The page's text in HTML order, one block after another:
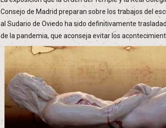
Consejo de Madrid preparan sobre los trabajos del
al Sudario de Oviedo ha sido definitivamente
de la pandemia, que aconseja evitar los